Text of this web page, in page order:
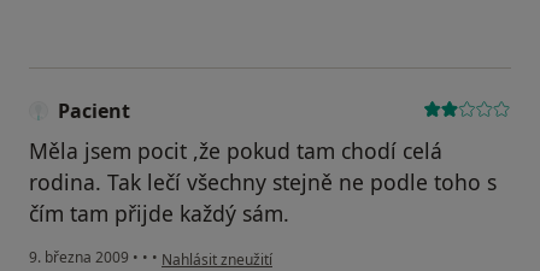
Pacient
Měla jsem pocit ,že pokud tam chodí celá
rodina. Tak lečí všechny stejně ne podle toho s
čím tam přijde každý sám.
9. března 2009 • • • podle názoru uživatele Pacient
Nahlásit zneužití